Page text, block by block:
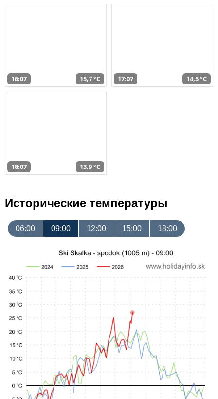
16:07 15,7 °C 17:07 14,5 °C
18:07 13,9 °C
Исторические температуры
06:00 09:00 12:00 15:00 18:00